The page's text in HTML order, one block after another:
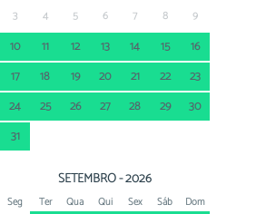
3
4 5 6 7 8 9
10 11 12 13 14 15
16
17
18 19 20 21 22
23
24
25 26 27 28 29
30
31
SETEMBRO - 2026
Seg Ter Qua Qui Sex Sáb Dom